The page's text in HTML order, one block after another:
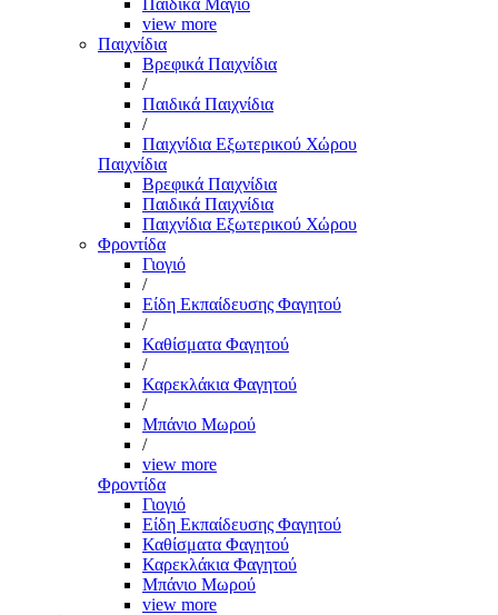
Παιδικά Μαγιό
view more
Παιχνίδια
Βρεφικά Παιχνίδια
/
Παιδικά Παιχνίδια
/
Παιχνίδια Εξωτερικού Χώρου
Παιχνίδια
Βρεφικά Παιχνίδια
Παιδικά Παιχνίδια
Παιχνίδια Εξωτερικού Χώρου
Φροντίδα
Γιογιό
/
Είδη Εκπαίδευσης Φαγητού
/
Καθίσματα Φαγητού
/
Καρεκλάκια Φαγητού
/
Μπάνιο Μωρού
/
view more
Φροντίδα
Γιογιό
Είδη Εκπαίδευσης Φαγητού
Καθίσματα Φαγητού
Καρεκλάκια Φαγητού
Μπάνιο Μωρού
view more